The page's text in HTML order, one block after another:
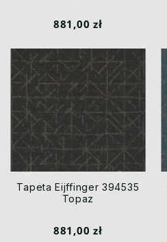
881,00 zł
Tapeta Eijffinger 394535
Topaz
881,00 zł